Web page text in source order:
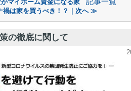
マイホーム資金になる家
禍は家を買うべき！？｜次へ ≫
の徹底に関して